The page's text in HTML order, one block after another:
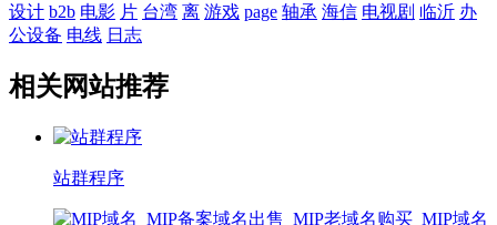
设计 b2b 电影 片 台湾 离 游戏 page 轴承 海信 电视剧 临沂 办
公设备 电线 日志
相关网站推荐
站群程序